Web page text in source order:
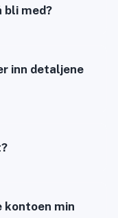
bli med?
inn detaljene
kontoen min